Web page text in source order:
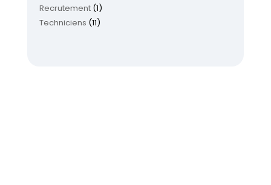
Recrutement(1)
Techniciens (11)